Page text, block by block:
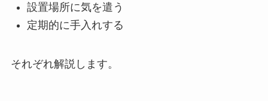
設置場所に気を遣う
定期的に手入れする
それぞれ解説します。